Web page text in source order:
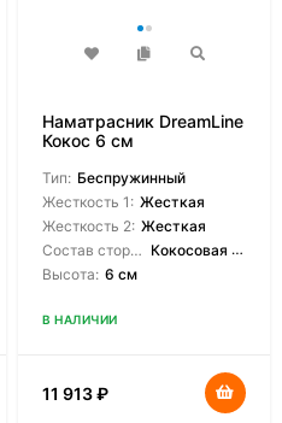
Наматрасник DreamLine
Кокос 6 см
Тип: Беспружинный
Жесткость 1: Жесткая
Жесткость 2: Жесткая
Состав сторон: Кокосовая койра
Высота: 6 см
В НАЛИЧИИ
11 913₽